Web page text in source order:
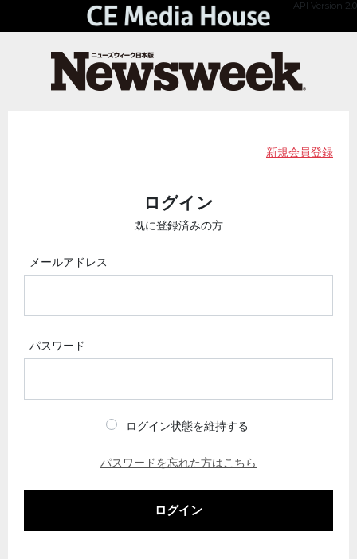
API Version 2.0
新規会員登録
ログイン
既に登録済みの方
メールアドレス
パスワード
ログイン状態を維持する
パスワードを忘れた方はこちら
ログイン